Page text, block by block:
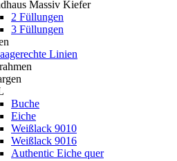
Massiv Kiefer
2 Füllungen
3 Füllungen
Linien
Buche
Eiche
Weißlack 9010
Weißlack 9016
Authentic Eiche quer